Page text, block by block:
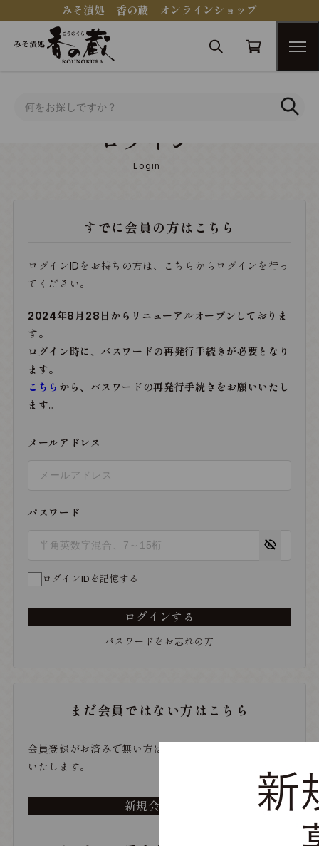
みそ漬処 香の蔵 オンラインショップ
ログイン
Login
すでに会員の方はこちら
ログインIDをお持ちの方は、こちらからログインを行っ
てください。
2024年8月28日からリニューアルオープンしておりま
す。
ログイン時に、パスワードの再発行手続きが必要となり
ます。
こちら から、パスワードの再発行手続きをお願いいたし
ます。
メールアドレス
パスワード
ログインIDを記憶する
ログインする
パスワードをお忘れの方
まだ会員ではない方はこちら
会員登録がお済みで無い方は、こちらから登録をお願い
いたします。
新規会員登録